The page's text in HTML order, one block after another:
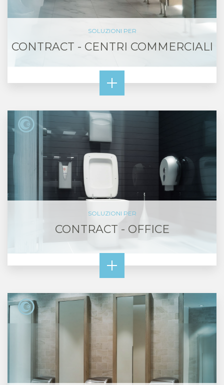
SOLUZIONI PER
CONTRACT - CENTRI COMMERCIALI
SOLUZIONI PER
CONTRACT - OFFICE